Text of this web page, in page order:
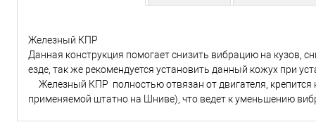
Железный КПР
Данная конструкция помогает снизить вибрацию на кузов,
езде, так же рекомендуется установить данный кожух при
Железный КПР полностью отвязан от двигателя, крепится
применяемой штатно на Шниве), что ведет к уменьшению